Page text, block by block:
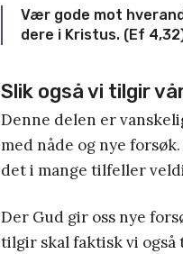
Vær gode mot
dere i Kristus. (Ef
Slik også vi tilgir
Denne delen er
med nåde og nye
det i mange tilfeller
Der Gud gir oss nye
tilgir skal faktisk vi også